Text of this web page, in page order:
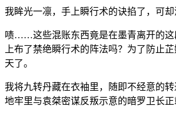
我眸光一凛，手上瞬行术的诀掐了，可却
啧……这些混账东西竟是在墨青离开的这
上布了禁绝瞬行术的阵法吗？为了防止
天了。
我将九转丹藏在衣袖里，随即不经意的
地牢里与袁桀密谋反叛示意的暗罗卫长正